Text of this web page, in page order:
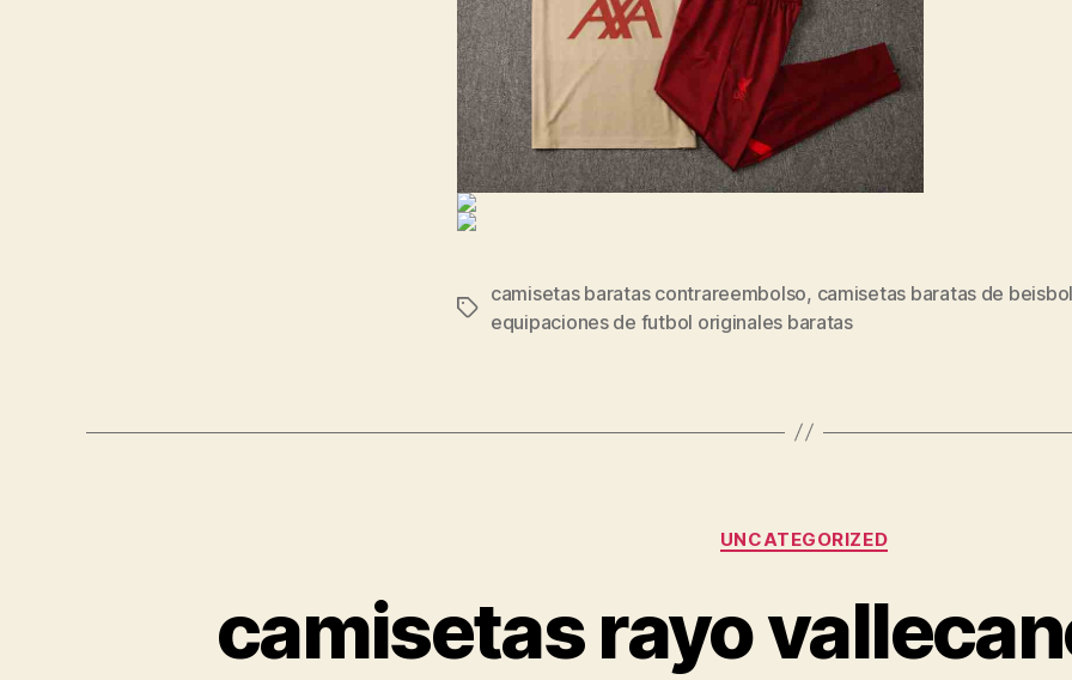
Etiquetas
camisetas baratas contrareembolso, camisetas baratas de beisbol
equipaciones de futbol originales baratas
Categorías
UNCATEGORIZED
camisetas rayo